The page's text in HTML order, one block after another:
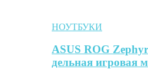
НОУТБУКИ
ASUS ROG
дельная игровая